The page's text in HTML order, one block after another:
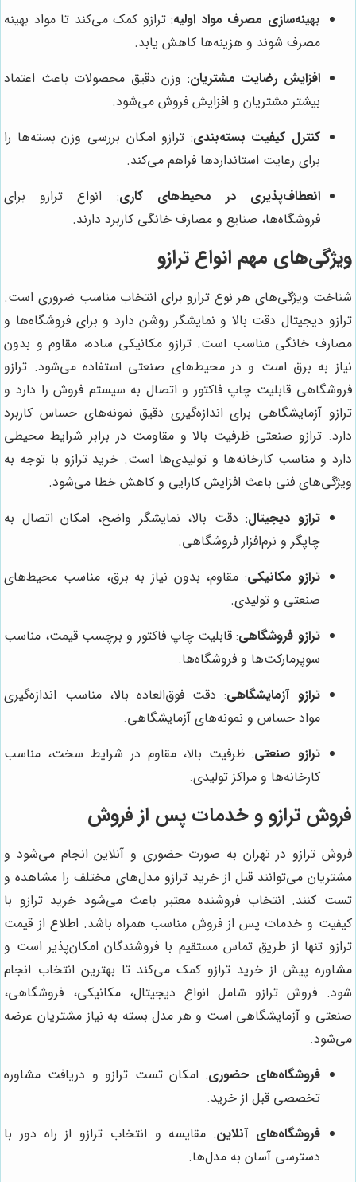
بهینه‌سازی مصرف مواد اولیه: ترازو کمک می‌کند تا مواد بهینه
مصرف شوند و هزینه‌ها کاهش یابد.
افزایش رضایت مشتریان: وزن دقیق محصولات باعث اعتماد
بیشتر مشتریان و افزایش فروش می‌شود.
کنترل کیفیت بسته‌بندی: ترازو امکان بررسی وزن بسته‌ها را
برای رعایت استانداردها فراهم می‌کند.
انعطاف‌پذیری در محیط‌های کاری: انواع ترازو برای
فروشگاه‌ها، صنایع و مصارف خانگی کاربرد دارند.
ویژگی‌های مهم انواع ترازو
شناخت ویژگی‌های هر نوع ترازو برای انتخاب مناسب ضروری است.
ترازو دیجیتال دقت بالا و نمایشگر روشن دارد و برای فروشگاه‌ها و
مصارف خانگی مناسب است. ترازو مکانیکی ساده، مقاوم و بدون
نیاز به برق است و در محیط‌های صنعتی استفاده می‌شود. ترازو
فروشگاهی قابلیت چاپ فاکتور و اتصال به سیستم فروش را دارد و
ترازو آزمایشگاهی برای اندازه‌گیری دقیق نمونه‌های حساس کاربرد
دارد. ترازو صنعتی ظرفیت بالا و مقاومت در برابر شرایط محیطی
دارد و مناسب کارخانه‌ها و تولیدی‌ها است. خرید ترازو با توجه به
ویژگی‌های فنی باعث افزایش کارایی و کاهش خطا می‌شود.
ترازو دیجیتال: دقت بالا، نمایشگر واضح، امکان اتصال به
چاپگر و نرم‌افزار فروشگاهی.
ترازو مکانیکی: مقاوم، بدون نیاز به برق، مناسب محیط‌های
صنعتی و تولیدی.
ترازو فروشگاهی: قابلیت چاپ فاکتور و برچسب قیمت، مناسب
سوپرمارکت‌ها و فروشگاه‌ها.
ترازو آزمایشگاهی: دقت فوق‌العاده بالا، مناسب اندازه‌گیری
مواد حساس و نمونه‌های آزمایشگاهی.
ترازو صنعتی: ظرفیت بالا، مقاوم در شرایط سخت، مناسب
کارخانه‌ها و مراکز تولیدی.
فروش ترازو و خدمات پس از فروش
فروش ترازو در تهران به صورت حضوری و آنلاین انجام می‌شود و
مشتریان می‌توانند قبل از خرید ترازو مدل‌های مختلف را مشاهده و
تست کنند. انتخاب فروشنده معتبر باعث می‌شود خرید ترازو با
کیفیت و خدمات پس از فروش مناسب همراه باشد. اطلاع از قیمت
ترازو تنها از طریق تماس مستقیم با فروشندگان امکان‌پذیر است و
مشاوره پیش از خرید ترازو کمک می‌کند تا بهترین انتخاب انجام
شود. فروش ترازو شامل انواع دیجیتال، مکانیکی، فروشگاهی،
صنعتی و آزمایشگاهی است و هر مدل بسته به نیاز مشتریان عرضه
می‌شود.
فروشگاه‌های حضوری: امکان تست ترازو و دریافت مشاوره
تخصصی قبل از خرید.
فروشگاه‌های آنلاین: مقایسه و انتخاب ترازو از راه دور با
دسترسی آسان به مدل‌ها.